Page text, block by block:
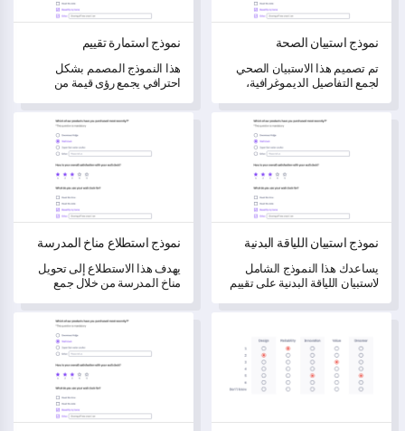
نموذج استبيان الصحة
تم تصميم هذا الاستبيان الصحي
لجمع التفاصيل الديموغرافية،
ونتائج الفحوصات، بهدف تقييم
الصحة العامة للفرد وتحديد أي
نموذج استمارة تقييم
هذا النموذج المصمم بشكل
احترافي يجمع رؤى قيمة من
نموذج استبيان اللياقة البدنية
نموذج استبيان اللياقة البدنية
يساعدك هذا النموذج الشامل
لاستبيان اللياقة البدنية على تقييم
اللياقة البدنية والتفضيلات
نموذج استطلاع مناخ المدرسة
نموذج استطلاع مناخ المدرسة
يهدف هذا الاستطلاع إلى تحويل
مناخ المدرسة من خلال جمع
والموظفين وأولياء الأمور.
نموذج تقييم رضا المرضى